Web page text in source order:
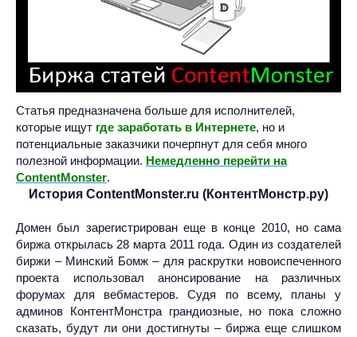
Статья предназначена больше для исполнителей,
которые ищут где заработать в Интернете, но и
потенциальные заказчики почерпнут для себя много
полезной информации. Немедленно перейти на
ContentMonster.
История ContentMonster.ru (КонтентМонстр.ру)
Домен был зарегистрирован еще в конце 2010, но сама
биржа открылась 28 марта 2011 года. Один из создателей
биржи – Минский Бомж – для раскрутки новоиспеченного
проекта использовал анонсирование на различных
форумах для вебмастеров. Судя по всему, планы у
админов КонтентМонстра грандиозные, но пока сложно
сказать, будут ли они достигнуты – биржа еще слишком